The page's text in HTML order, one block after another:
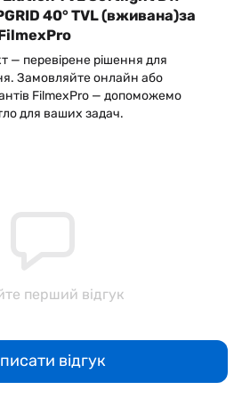
40° TVL (вживана)за
перевірене рішення для
Замовляйте онлайн або
FilmexPro — допоможемо
для ваших задач.
перший відгук
відгук